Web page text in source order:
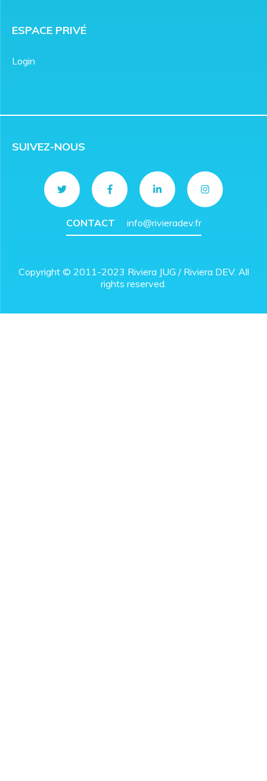
ESPACE PRIVÉ
Login
SUIVEZ-NOUS
CONTACT info@rivieradev.fr
Copyright © 2011-2023 Riviera JUG / Riviera DEV. All
rights reserved.